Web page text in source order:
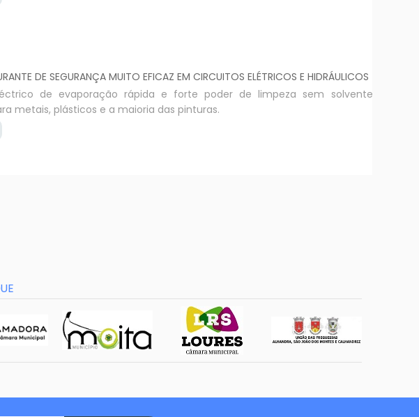
DE SEGURANÇA MUITO EFICAZ EM CIRCUITOS ELÉTRICOS E HIDRÁULICOS
de evaporação rápida e forte poder de limpeza sem solventes
metais, plásticos e a maioria das pinturas.